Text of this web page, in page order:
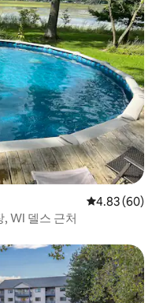
평점 4.83점(5
4.83 (60)
WI 델스 근처